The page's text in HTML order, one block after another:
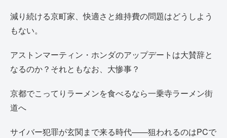
減り続ける京町家、快適さと維持費の問題はどうしよう
もない。
アストンマーティン・ホンダのアップデートは大賛辞と
なるのか？それともなお、大惨事？
京都でこってりラーメンを食べるなら一乗寺ラーメン街
道へ
サイバー犯罪が玄関まで来る時代——狙われるのはPCで